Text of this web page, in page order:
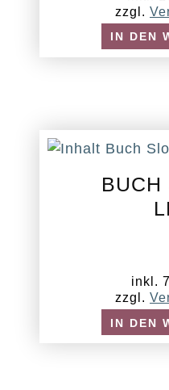
zzgl.
IN DEN
BUCH
inkl.
zzgl.
IN DEN